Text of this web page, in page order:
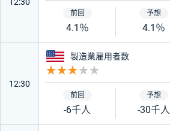
4.1％ 4.1％
12:30
アメリカ
製造業雇用者数
-6千人 -30千人